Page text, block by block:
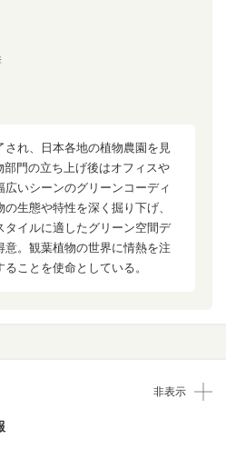
され、日本各地の植物農園を見
門の立ち上げ後はオフィスや
いシーンのグリーンコーディ
生態や特性を深く掘り下げ、
タイルに適したグリーン空間デ
。観葉植物の世界に情熱を注
ことを使命としている。
非表示